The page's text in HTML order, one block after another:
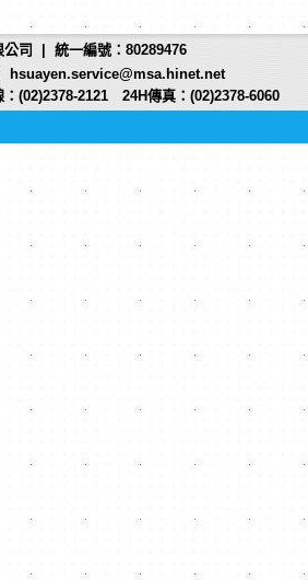
公司 | 統一編號：80289476
hsuayen.service@msa.hinet.net
：(02)2378-2121 24H傳真：(02)2378-6060